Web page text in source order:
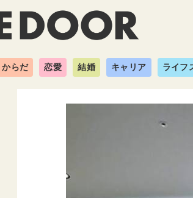
からだ 恋愛 結婚 キャリア ライフ